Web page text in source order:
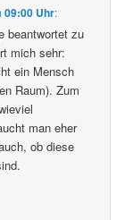
09:00 Uhr:
beantwortet zu
mich sehr:
ein Mensch
Raum). Zum
man eher
ob diese